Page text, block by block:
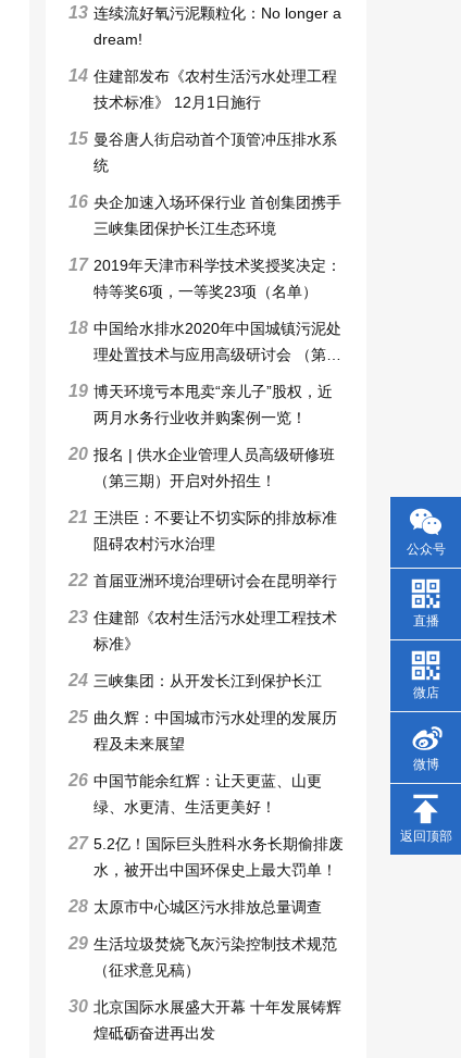
13 连续流好氧污泥颗粒化：No longer a
dream!
14 住建部发布《农村生活污水处理工程
技术标准》 12月1日施行
15 曼谷唐人街启动首个顶管冲压排水系
统
16 央企加速入场环保行业 首创集团携手
三峡集团保护长江生态环境
17 2019年天津市科学技术奖授奖决定：
特等奖6项，一等奖23项（名单）
18 中国给水排水2020年中国城镇污泥处
理处置技术与应用高级研讨会 （第十
一届）邀请函暨征稿启事
19 博天环境亏本甩卖“亲儿子”股权，近
两月水务行业收并购案例一览！
20 报名 | 供水企业管理人员高级研修班
（第三期）开启对外招生！
21 王洪臣：不要让不切实际的排放标准
阻碍农村污水治理
22 首届亚洲环境治理研讨会在昆明举行
23 住建部《农村生活污水处理工程技术
标准》
24 三峡集团：从开发长江到保护长江
25 曲久辉：中国城市污水处理的发展历
程及未来展望
26 中国节能余红辉：让天更蓝、山更
绿、水更清、生活更美好！
27 5.2亿！国际巨头胜科水务长期偷排废
水，被开出中国环保史上最大罚单！
28 太原市中心城区污水排放总量调查
29 生活垃圾焚烧飞灰污染控制技术规范
（征求意见稿）
30 北京国际水展盛大开幕 十年发展铸辉
煌砥砺奋进再出发
公众号
直播
微店
微博
返回顶部